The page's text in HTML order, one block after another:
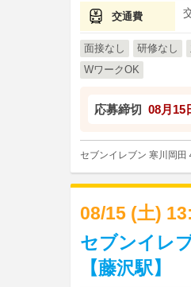
交通費
面接なし 研修なし
WワークOK
応募締切 08月15
セブンイレブン 寒川岡田
08/15 (土)
セブンイレ
【藤沢駅】